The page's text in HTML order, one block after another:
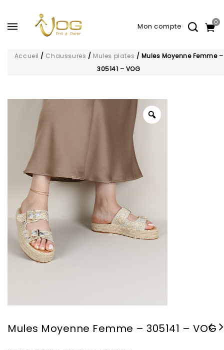
0
Accueil / Chaussures / Mules plates / Mules Moyenne Femme –
305141 – VOG
Mules Moyenne Femme – 305141 – VOG